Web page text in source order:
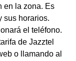
en la zona. Es
sus horarios.
el teléfono.
de Jazztel
o llamando al